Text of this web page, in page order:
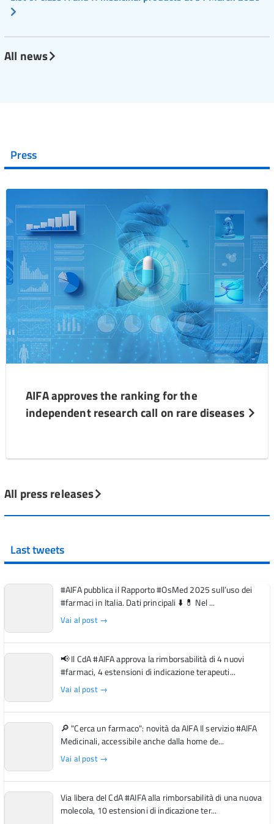
All news
Press
AIFA approves the ranking for the
independent research call on rare diseases
All press releases
Last tweets
#AIFA pubblica il Rapporto #OsMed 2025 sull’uso dei
#farmaci in Italia. Dati principali ⬇️ 💊 Nel ...
Vai al post →
📢 Il CdA #AIFA approva la rimborsabilità di 4 nuovi
#farmaci, 4 estensioni di indicazione terapeuti...
Vai al post →
🔎 "Cerca un farmaco": novità da AIFA Il servizio #AIFA
Medicinali, accessibile anche dalla home de...
Vai al post →
Via libera del CdA #AIFA alla rimborsabilità di una nuova
molecola, 10 estensioni di indicazione ter...